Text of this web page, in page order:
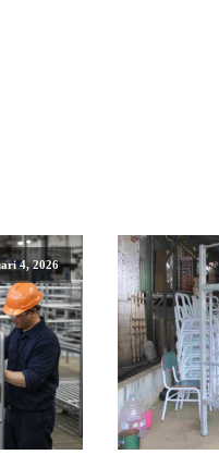
4, 2026